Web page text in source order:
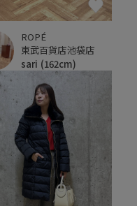
ROPÉ
東武百貨店池袋店
sari (162cm)